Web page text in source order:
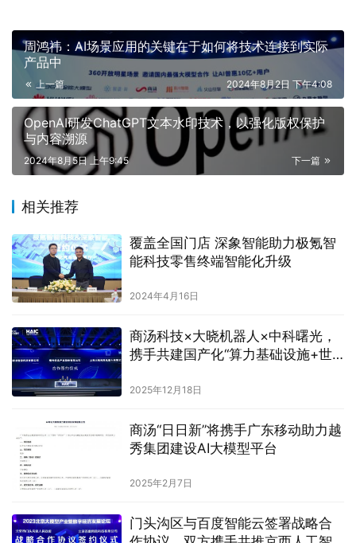
周鸿祎：AI场景应用的关键在于如何将技术连接到实际
产品中
上一篇 2024年8月2日 下午4:08
OpenAI研发ChatGPT文本水印技术，以强化版权保护
与内容溯源
下一篇
2024年8月5日 上午9:45
相关推荐
覆盖全国门店 深象智能助力极氪智
能科技零售终端智能化升级
2024年4月16日
商汤科技×大晓机器人×中科曙光，
携手共建国产化“算力基础设施+世
2025年12月18日
商汤“日日新”将携手广东移动助力越
秀集团建设AI大模型平台
2025年2月7日
门头沟区与百度智能云签署战略合